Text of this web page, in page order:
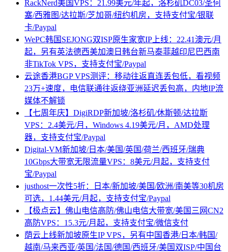
RackNerd美国VPS：21.99美元/年起，洛杉矶DC03/圣何
塞/西雅图/达拉斯/芝加哥/纽约机房，支持支付宝/银联
卡/Paypal
WePC韩国SEJONG双ISP原生家宽IP上线：22.41澳元/月
起，另有英法德西美加澳日韩台新马泰菲越印尼巴西南
非TikTok VPS，支持支付宝/Paypal
云途香港BGP VPS测评：移动往返直连丢包低，看视频
23万+速度，电信联通往返绕亚洲延迟丢包高，内地IP流
媒体不解锁
【七周年庆】DigiRDP新加坡/洛杉矶/休斯顿/达拉斯
VPS：2.4美元/月，Windows 4.19美元/月，AMD处理
器，支持支付宝/Paypal
Digital-VM新加坡/日本/美国/英国/荷兰/西班牙/瑞典
10Gbps大带宽无限流量VPS：8美元/月起，支持支付
宝/Paypal
justhost一次性5折：日本/新加坡/美国/欧洲/南美等30机房
可选，1.44美元/月起，支持支付宝/Paypal
【极点云】佛山电信高防/佛山电信大带宽/美国三网CN2
高防VPS：15.3元/月起，支持支付宝/微信支付
荫云上线新加坡原生IP VPS，另有中国香港/日本/韩国/
越南/马来西亚/英国/法国/德国/西班牙/美国双ISP/中国台